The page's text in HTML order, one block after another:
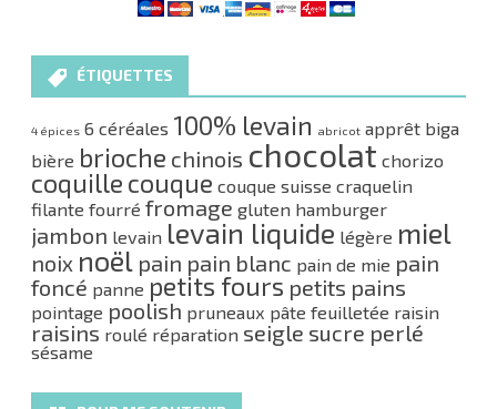
ÉTIQUETTES
4 épices 6 céréales 100% levain abricot apprêt biga
bière brioche chinois chocolat chorizo
coquille couque couque suisse craquelin
filante fourré fromage gluten hamburger
jambon levain levain liquide légère miel
noix noël pain pain blanc pain de mie pain
foncé panne petits fours petits pains
pointage poolish pruneaux pâte feuilletée raisin
raisins roulé réparation seigle sucre perlé
sésame